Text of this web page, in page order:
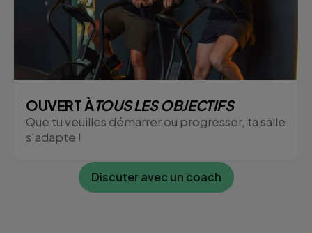
OUVERT ÀTOUS LES OBJECTIFS
Que tu veuilles démarrer ou progresser, ta salle
s'adapte !
Discuter avec un coach